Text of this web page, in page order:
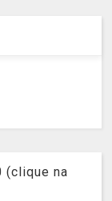
(clique na